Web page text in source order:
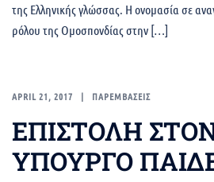
της Ελληνικής γλώσσας. Η ονομασία σε
ρόλου της Ομοσπονδίας στην […]
APRIL 21, 2017 ΠΑΡΕΜΒΑΣΕΙΣ
ΕΠΙΣΤΟΛΗ
ΥΠΟΥΡΓΟ